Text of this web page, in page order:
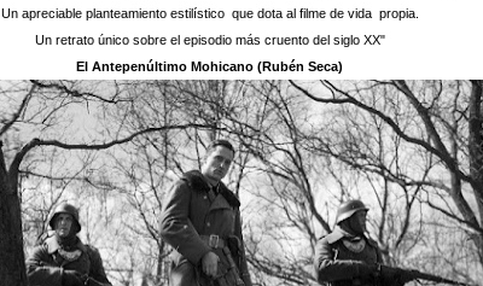
Un apreciable planteamiento estilístico que dota al filme de vida propia.
Un retrato único sobre el episodio más cruento del siglo XX"
El Antepenúltimo Mohicano (Rubén Seca)